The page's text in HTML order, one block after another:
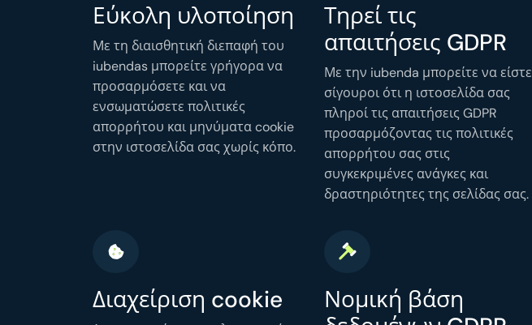
Εύκολη υλοποίηση
Με τη διαισθητική διεπαφή του
iubendas μπορείτε γρήγορα να
προσαρμόσετε και να
ενσωματώσετε πολιτικές
απορρήτου και μηνύματα cookie
στην ιστοσελίδα σας χωρίς κόπο.
Τηρεί τις
απαιτήσεις GDPR
Με την iubenda μπορείτε να είστε
σίγουροι ότι η ιστοσελίδα σας
πληροί τις απαιτήσεις GDPR
προσαρμόζοντας τις πολιτικές
απορρήτου σας στις
συγκεκριμένες ανάγκες και
δραστηριότητες της σελίδας σας.
Διαχείριση cookie
Νομική βάση